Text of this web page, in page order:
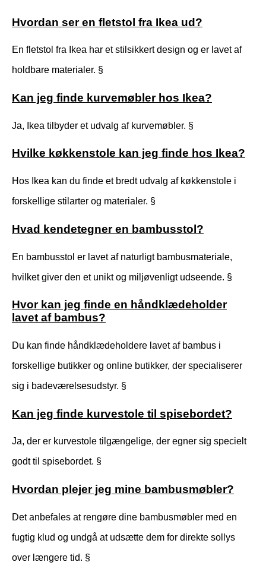
Hvordan ser en fletstol fra Ikea ud?
En fletstol fra Ikea har et stilsikkert design og er lavet af
holdbare materialer. §
Kan jeg finde kurvemøbler hos Ikea?
Ja, Ikea tilbyder et udvalg af kurvemøbler. §
Hvilke køkkenstole kan jeg finde hos Ikea?
Hos Ikea kan du finde et bredt udvalg af køkkenstole i
forskellige stilarter og materialer. §
Hvad kendetegner en bambusstol?
En bambusstol er lavet af naturligt bambusmateriale,
hvilket giver den et unikt og miljøvenligt udseende. §
Hvor kan jeg finde en håndklædeholder
lavet af bambus?
Du kan finde håndklædeholdere lavet af bambus i
forskellige butikker og online butikker, der specialiserer
sig i badeværelsesudstyr. §
Kan jeg finde kurvestole til spisebordet?
Ja, der er kurvestole tilgængelige, der egner sig specielt
godt til spisebordet. §
Hvordan plejer jeg mine bambusmøbler?
Det anbefales at rengøre dine bambusmøbler med en
fugtig klud og undgå at udsætte dem for direkte sollys
over længere tid. §